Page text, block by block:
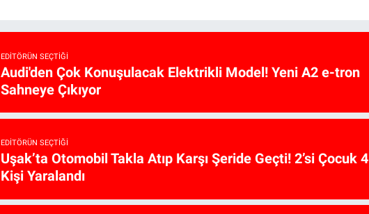
EDITÖRÜN SEÇTIĞI
Audi'den Çok Konuşulacak Elektrikli Model! Yeni A2 e-tron
Sahneye Çıkıyor
EDITÖRÜN SEÇTIĞI
Uşak’ta Otomobil Takla Atıp Karşı Şeride Geçti! 2’si Çocuk 4
Kişi Yaralandı